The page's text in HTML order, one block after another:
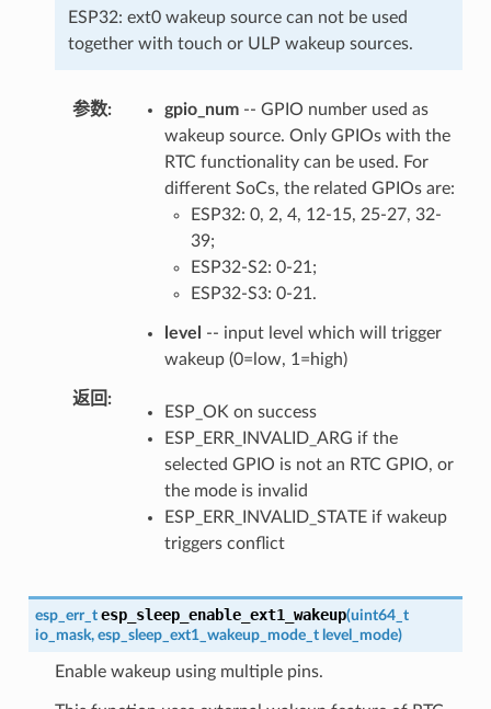
ESP32: ext0 wakeup source can not be used
together with touch or ULP wakeup sources.
参数 gpio_num-- GPIO number used as
wakeup source. Only GPIOs with the
RTC functionality can be used. For
different SoCs, the related GPIOs are:
ESP32: 0, 2, 4, 12-15, 25-27, 32-
39;
ESP32-S2: 0-21;
ESP32-S3: 0-21.
level
-- input level which will trigger
wakeup (0=low, 1=high)
返回
ESP_OK on success
ESP_ERR_INVALID_ARG if the
selected GPIO is not an RTC GPIO, or
the mode is invalid
ESP_ERR_INVALID_STATE if wakeup
triggers conflict
esp_err_t esp_sleep_enable_ext1_wakeup(uint64_t
io_mask, esp_sleep_ext1_wakeup_mode_t level_mode)
Enable wakeup using multiple pins.